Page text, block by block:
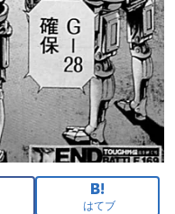
はてブ